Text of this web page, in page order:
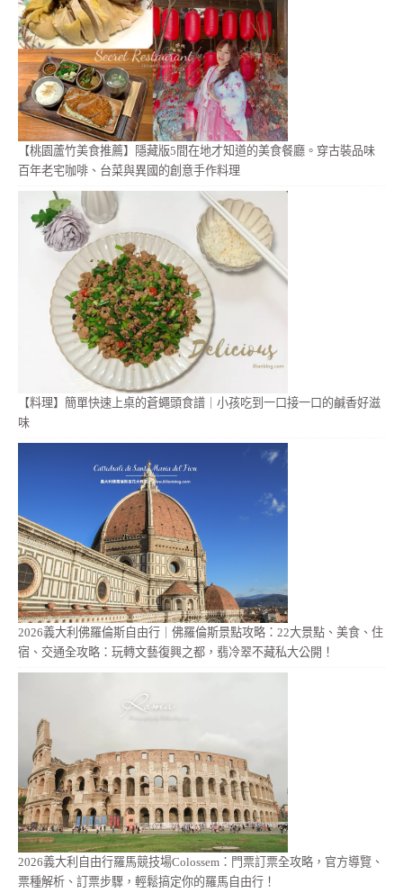
【桃園蘆竹美食推薦】隱藏版5間在地才知道的美食餐廳。穿古裝品味
百年老宅咖啡、台菜與異國的創意手作料理
【料理】簡單快速上桌的蒼蠅頭食譜｜小孩吃到一口接一口的鹹香好滋
味
2026義大利佛羅倫斯自由行｜佛羅倫斯景點攻略：22大景點、美食、住
宿、交通全攻略：玩轉文藝復興之都，翡冷翠不藏私大公開！
2026義大利自由行羅馬競技場Colossem：門票訂票全攻略，官方導覽、
票種解析、訂票步驟，輕鬆搞定你的羅馬自由行！